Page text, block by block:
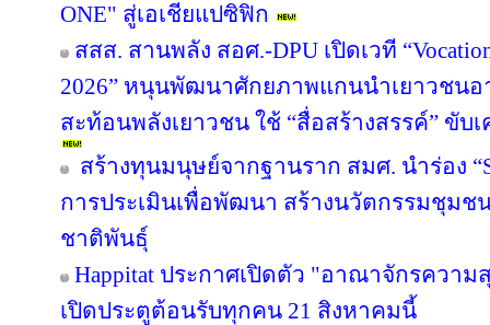
ONE" สู่เอเชียแปซิฟิก
สสส. สานพลัง สอศ.-DPU เปิดเวที
2026” หนุนพัฒนาศักยภาพแกนนำเยาวชน
สะท้อนพลังเยาวชน ใช้ “สื่อสร้างสรรค์” ขับ
สร้างทุนมนุษย์จากฐานราก สมศ. นำร่อง
การประเมินเพื่อพัฒนา สร้างนวัตกรรมชุมช
ชาติพันธุ์
Happitat ประกาศเปิดตัว "อาณาจักรควา
เปิดประตูต้อนรับทุกคน 21 สิงหาคมนี้